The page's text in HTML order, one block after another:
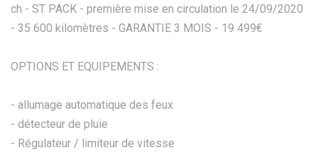
ch - ST PACK - première mise en circulation le 24/09/2020
- 35 600 kilomètres - GARANTIE 3 MOIS - 19 499€
OPTIONS ET EQUIPEMENTS :
- allumage automatique des feux
- détecteur de pluie
- Régulateur / limiteur de vitesse